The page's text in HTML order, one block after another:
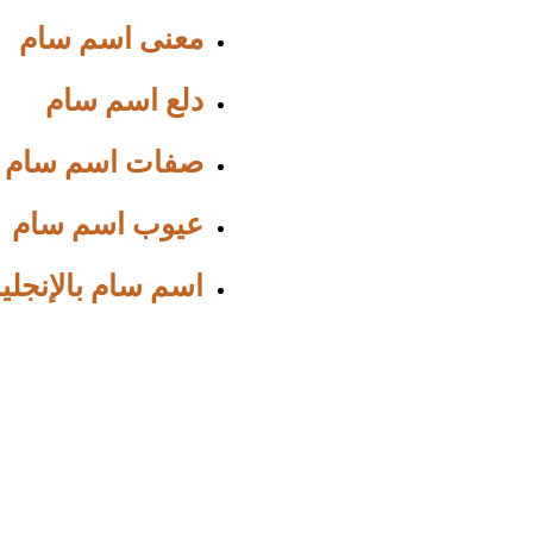
معنى اسم سام
دلع اسم سام
صفات اسم سام
عيوب اسم سام
اسم سام